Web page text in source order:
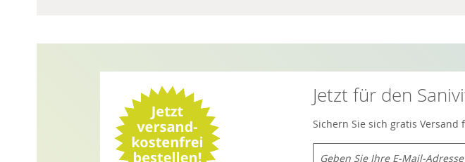
Jetzt für den
Sichern Sie sich gratis
M